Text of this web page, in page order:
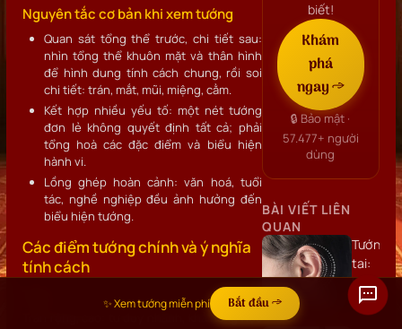
Nguyên tắc cơ bản khi xem tướng
Quan sát tổng thể trước, chi tiết sau:
nhìn tổng thể khuôn mặt và thân hình
để hình dung tính cách chung, rồi soi
chi tiết: trán, mắt, mũi, miệng, cằm.
Kết hợp nhiều yếu tố: một nét tướng
đơn lẻ không quyết định tất cả; phải
tổng hoà các đặc điểm và biểu hiện
hành vi.
Lồng ghép hoàn cảnh: văn hoá, tuổi
tác, nghề nghiệp đều ảnh hưởng đến
biểu hiện tướng.
Các điểm tướng chính và ý nghĩa
tính cách
Trán rộng, cao: tư duy nhanh, khả năng học
biết!
Khám
phá
ngay →
🔒 Bảo mật ·
57.477+ người
dùng
BÀI VIẾT LIÊN
QUAN
Tướng
tai:
Hình
dáng,
vị trí,
✨ Xem tướng miễn phí Bắt đầu →